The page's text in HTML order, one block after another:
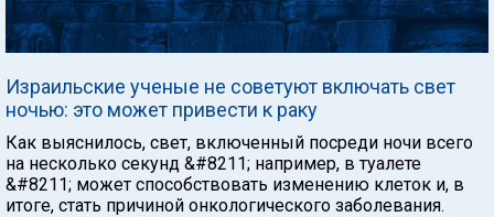
Израильские ученые не советуют включать свет
ночью: это может привести к раку
Как выяснилось, свет, включенный посреди ночи всего
на несколько секунд &#8211; например, в туалете
&#8211; может способствовать изменению клеток и, в
итоге, стать причиной онкологического заболевания.